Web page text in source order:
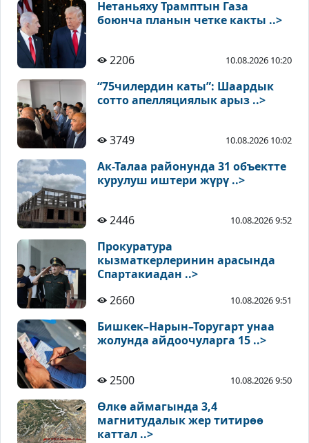
Нетаньяху Трамптын Газа
боюнча планын четке какты ..>
2206 10.08.2026 10:20
“75чилердин каты”: Шаардык
сотто апелляциялык арыз ..>
3749 10.08.2026 10:02
Ак-Талаа районунда 31 объектте
курулуш иштери жүрү ..>
2446 10.08.2026 9:52
Прокуратура
кызматкерлеринин арасында
Спартакиадан ..>
2660
10.08.2026 9:51
Бишкек–Нарын–Торугарт унаа
жолунда айдоочуларга 15 ..>
2500 10.08.2026 9:50
Өлкө аймагында 3,4
магнитудалык жер титирөө
каттал ..>